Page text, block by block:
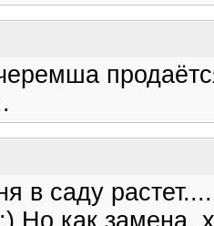
в саду
Но как замена,